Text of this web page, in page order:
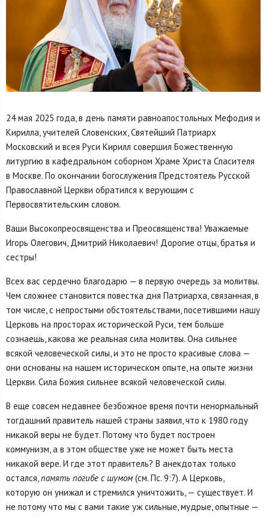
24 мая 2025 года, в день памяти равноапостольных Мефодия и
Кирилла, учителей Словенских, Святейший Патриарх
Московский и всея Руси Кирилл совершил Божественную
литургию в кафедральном соборном Храме Христа Спасителя
в Москве. По окончании богослужения Предстоятель Русской
Православной Церкви обратился к верующим с
Первосвятительским словом.
Ваши Высокопреосвященства и Преосвященства! Уважаемые
Игорь Олегович, Дмитрий Николаевич! Дорогие отцы, братья и
сестры!
Всех вас сердечно благодарю — в первую очередь за молитвы.
Чем сложнее становится повестка дня Патриарха, связанная, в
том числе, с непростыми обстоятельствами, посетившими нашу
Церковь на просторах исторической Руси, тем больше
сознаешь, какова же реальная сила молитвы. Она сильнее
всякой человеческой силы, и это не просто красивые слова —
они основаны на нашем историческом опыте, на опыте жизни
Церкви. Сила Божия сильнее всякой человеческой силы.
В еще совсем недавнее безбожное время почти ненормальный
тогдашний правитель нашей страны заявил, что к 1980 году
никакой веры не будет. Потому что будет построен
коммунизм, а в этом обществе уже не может быть места
никакой вере. И где этот правитель? В анекдотах только
остался,память погибе с шумом (см. Пс. 9:7). А Церковь,
которую он унижал и стремился уничтожить, — существует. И
не потому что мы с вами такие уж сильные, мудрые, опытные —